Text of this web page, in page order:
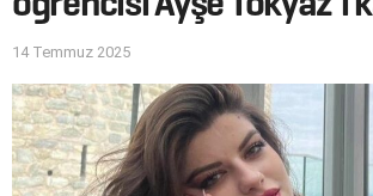
14 Temmuz 2025